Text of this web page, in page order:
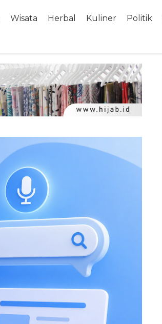
Wisata Herbal Kuliner Politik